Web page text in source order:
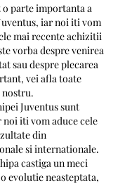
parte importanta a
iar noi iti vom
mai recente achizitii
vorba despre venirea
sau despre plecarea
vei afla toate
Juventus sunt
iti vom aduce cele
din
si internationale.
castiga un meci
evolutie neasteptata,